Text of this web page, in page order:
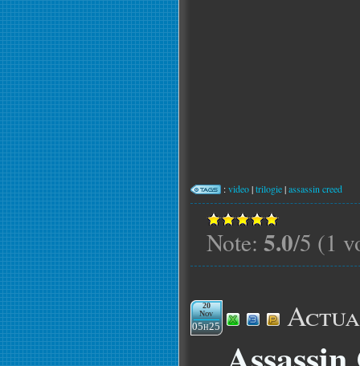
:video|trilogie|assassin creed
Note: 5.0/5 (1
20
Nov
05h25